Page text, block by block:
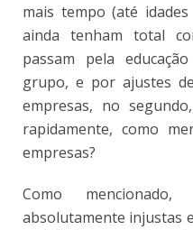
mais tempo (até
ainda tenham total
passam pela
grupo, e por ajustes
empresas, no
rapidamente, como
empresas?
Como mencionado,
absolutamente injustas